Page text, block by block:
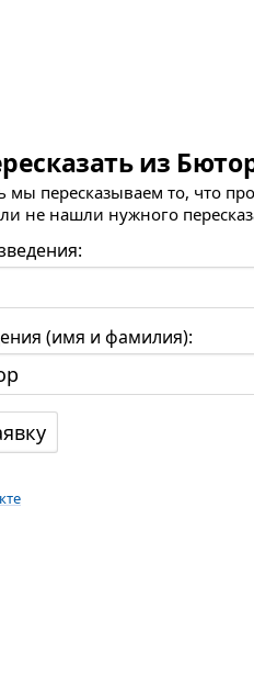
из
мы пересказываем то, что
не нашли нужного
(имя и фамилия):